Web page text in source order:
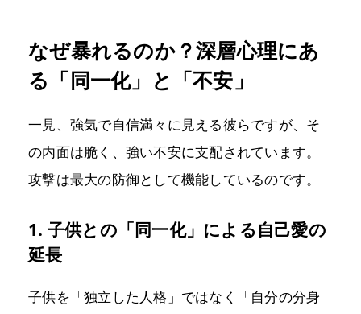
なぜ暴れるのか？深層心理にあ
る「同一化」と「不安」
一見、強気で自信満々に見える彼らですが、そ
の内面は脆く、強い不安に支配されています。
攻撃は最大の防御として機能しているのです。
1. 子供との「同一化」による自己愛の
延長
子供を「独立した人格」ではなく「自分の分身